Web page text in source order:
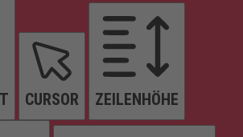
CURSOR ZEILENHÖHE